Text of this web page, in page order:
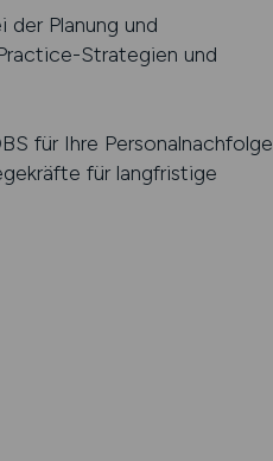
Planung und
Strategien und
für Ihre Personalnachfolge
für langfristige